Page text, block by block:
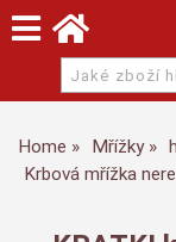
Home Mřížky
Krbová mřížka